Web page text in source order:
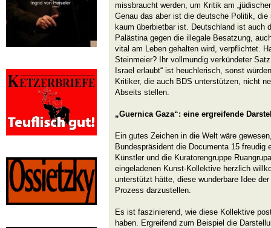
missbraucht werden, um Kritik am
Genau das aber ist die deutsche Politik,
kaum überbietbar ist. Deutschland ist auch
Palästina gegen die illegale Besatzung,
vital am Leben gehalten wird, verpflichtet.
Steinmeier? Ihr vollmundig verkündeter
Israel erlaubt“ ist heuchlerisch, sonst
Kritiker, die auch BDS unterstützen, nicht
Abseits stellen.
„Guernica Gaza“: eine ergreifende
Ein gutes Zeichen in die Welt wäre
Bundespräsident die Documenta 15 freudig
Künstler und die Kuratorengruppe
eingeladenen Kunst-Kollektive herzlich
unterstützt hätte, diese wunderbare Idee
Prozess darzustellen.
Es ist faszinierend, wie diese Kollektive
haben. Ergreifend zum Beispiel die